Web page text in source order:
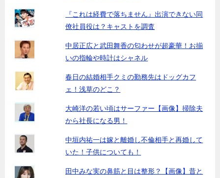
『これは経費で落ちません』出演できない同
僚社員役は？キャストを調査
中居正広と武田舞香の匂わせが超豪華！お揃
いの指輪や時計はシャネル
春日の結婚相手クミの勤務先はドッグカフ
ェ！浅草のどこ？
大崎洋の若い頃はサーファー【画像】掃除夫
から社長になる男！
中垣内祐一は嫁と離婚し不倫相手と再婚して
いた！子供についても！
田中みな実の鼻筋と目は整形？【画像】昔と